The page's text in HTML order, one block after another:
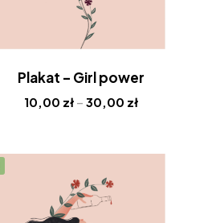
Plakat – Girl power
10,00 zł – 30,00 zł